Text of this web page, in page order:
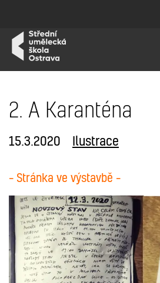
2. A Karanténa
15.3.2020 Ilustrace
– Stránka ve výstavbě –